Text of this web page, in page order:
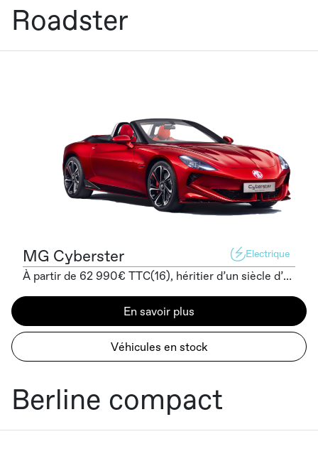
Roadster
MG Cyberster Electrique
À partir de ‎62 990€ TTC(16), héritier d’un siècle d’histoire, le Cyberster vous offre une expérience unique : des sensations inédites en mode 100 % électrique, tout en profitant de la conduite cheveux au vent.
En savoir plus
Véhicules en stock
Berline compact